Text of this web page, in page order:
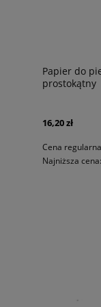
Papier do
prostokątny
16,20 zł
Cena
Najniższa cena: